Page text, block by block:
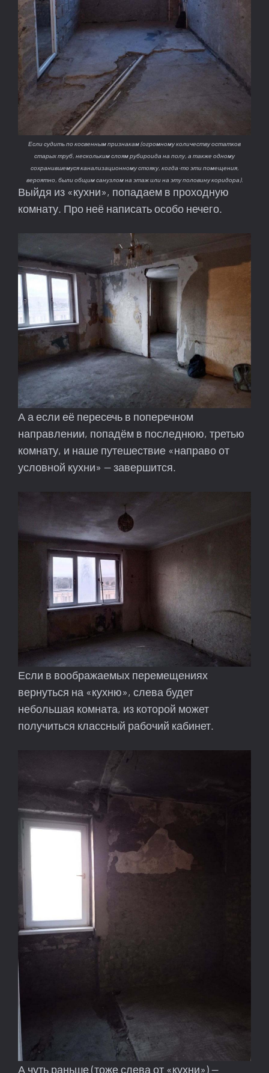
Если судить по косвенным признакам (огромному количеству остатков
старых труб, нескольким слоям рубироида на полу, а также одному
сохранившемуся канализационному стояку, когда-то эти помещения,
вероятно, были общим санузлом на этаж или на эту половину коридора).
Выйдя из «кухни», попадаем в проходную
комнату. Про неё написать особо нечего.
А а если её пересечь в поперечном
направлении, попадём в последнюю, третью
комнату, и наше путешествие «направо от
условной кухни» — завершится.
Если в воображаемых перемещениях
вернуться на «кухню», слева будет
небольшая комната, из которой может
получиться классный рабочий кабинет.
А чуть раньше (тоже слева от «кухни») —